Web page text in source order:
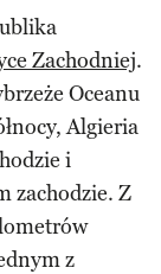
Zachodniej.
Oceanu
Algieria
i
zachodzie. Z
z